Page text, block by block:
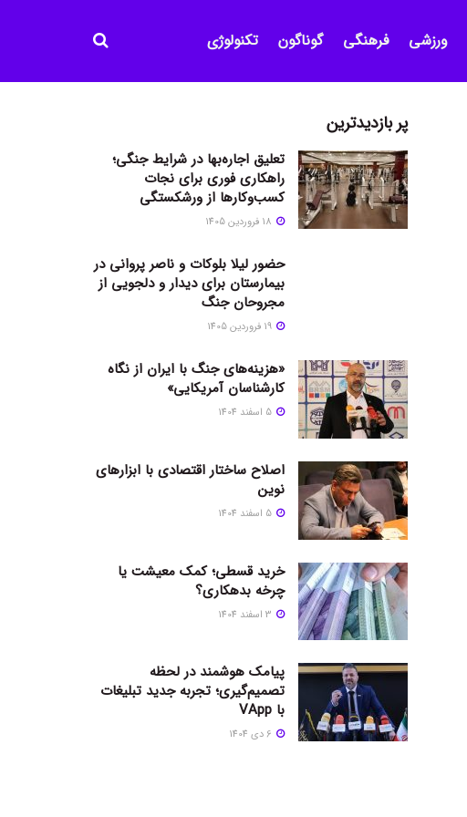
ورزشی فرهنگی گوناگون تکنولوژی
پر بازدیدترین
تعلیق اجاره‌بها در شرایط جنگی؛
راهکاری فوری برای نجات
کسب‌وکارها از ورشکستگی
حضور لیلا بلوکات و ناصر پروانی در
بیمارستان برای دیدار و دلجویی از
مجروحان جنگ
«هزینه‌های جنگ با ایران از نگاه
کارشناسان آمریکایی»
اصلاح ساختار اقتصادی با ابزارهای
نوین
خرید قسطی؛ کمک معیشت یا
چرخه بدهکاری؟
پیامک هوشمند در لحظه
تصمیم‌گیری؛ تجربه جدید تبلیغات
با VApp